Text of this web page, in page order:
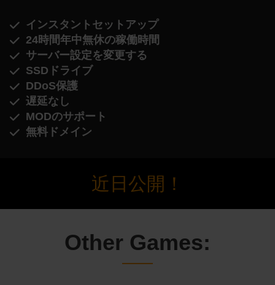
インスタントセットアップ
24時間年中無休の稼働時間
サーバー設定を変更する
SSDドライブ
DDoS保護
遅延なし
MODのサポート
無料ドメイン
近日公開！
Other Games: